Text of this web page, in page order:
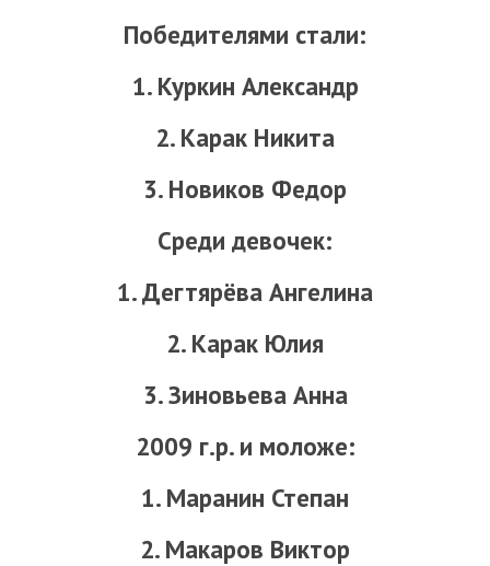
КЛУБНЫЕ КАРТЫ
Победителями стали:
1. Куркин Александр
2. Карак Никита
3. Новиков Федор
Среди девочек:
1. Дегтярёва Ангелина
2. Карак Юлия
3. Зиновьева Анна
2009 г.р. и моложе:
1. Маранин Степан
2. Макаров Виктор